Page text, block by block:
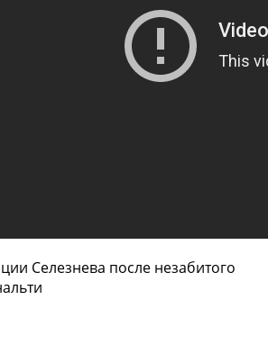
Селезнева после незабитого